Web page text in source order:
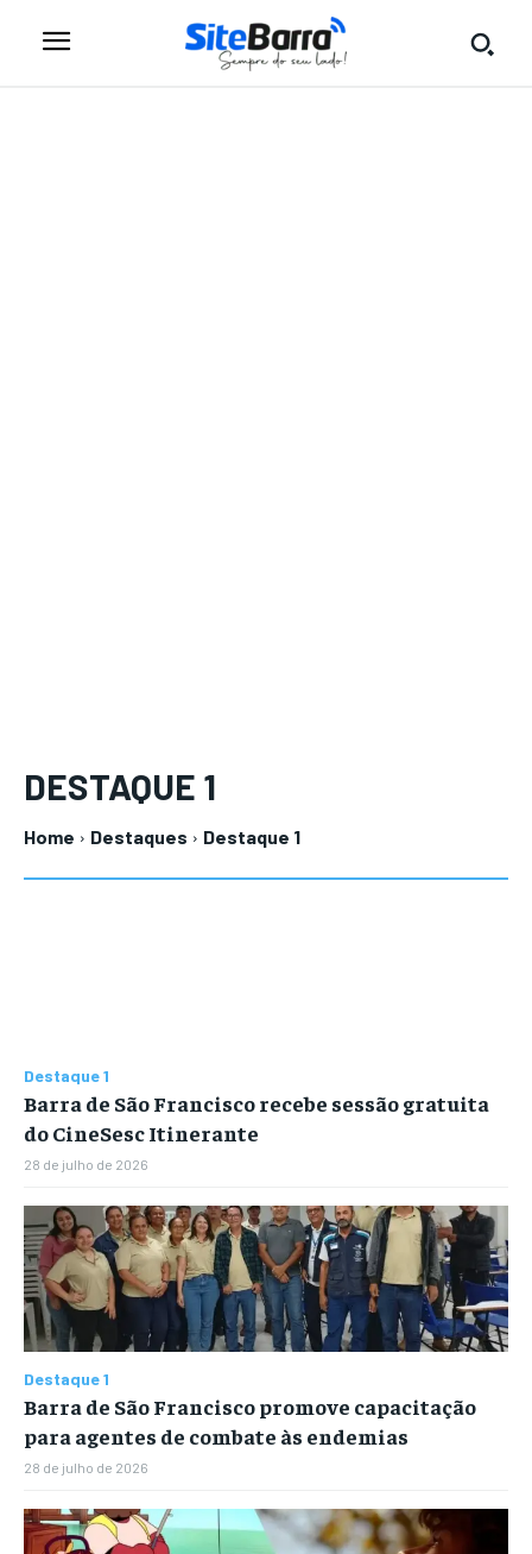
DESTAQUE 1
Home Destaques Destaque 1
Destaque 1
Barra de São Francisco recebe sessão gratuita
do CineSesc Itinerante
28 de julho de 2026
Destaque 1
Barra de São Francisco promove capacitação
para agentes de combate às endemias
28 de julho de 2026